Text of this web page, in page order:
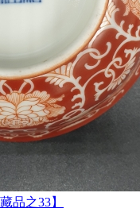
品之33】